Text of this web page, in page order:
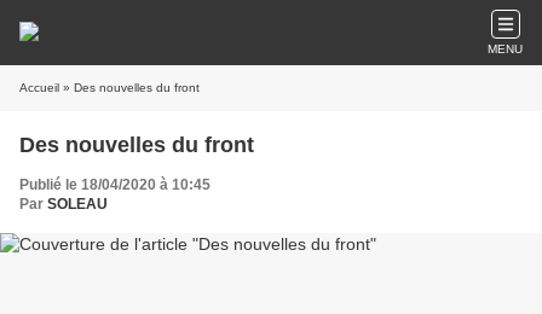
MENU
Accueil » Des nouvelles du front
Des nouvelles du front
Publié le 18/04/2020 à 10:45
Par SOLEAU